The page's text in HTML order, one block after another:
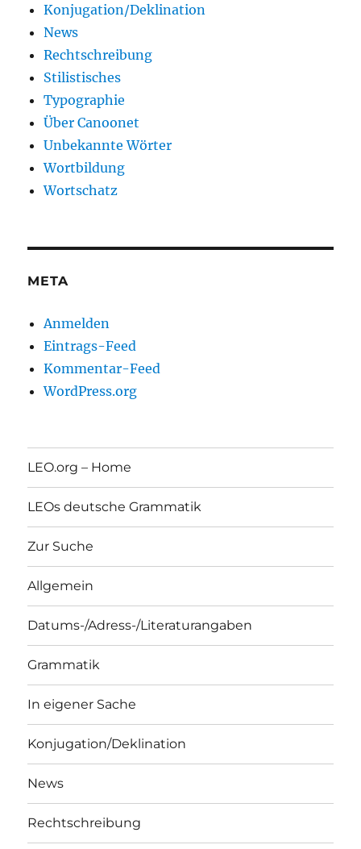
Konjugation/Deklination
News
Rechtschreibung
Stilistisches
Typographie
Über Canoonet
Unbekannte Wörter
Wortbildung
Wortschatz
META
Anmelden
Eintrags-Feed
Kommentar-Feed
WordPress.org
LEO.org – Home
LEOs deutsche Grammatik
Zur Suche
Allgemein
Datums-/Adress-/Literaturangaben
Grammatik
In eigener Sache
Konjugation/Deklination
News
Rechtschreibung